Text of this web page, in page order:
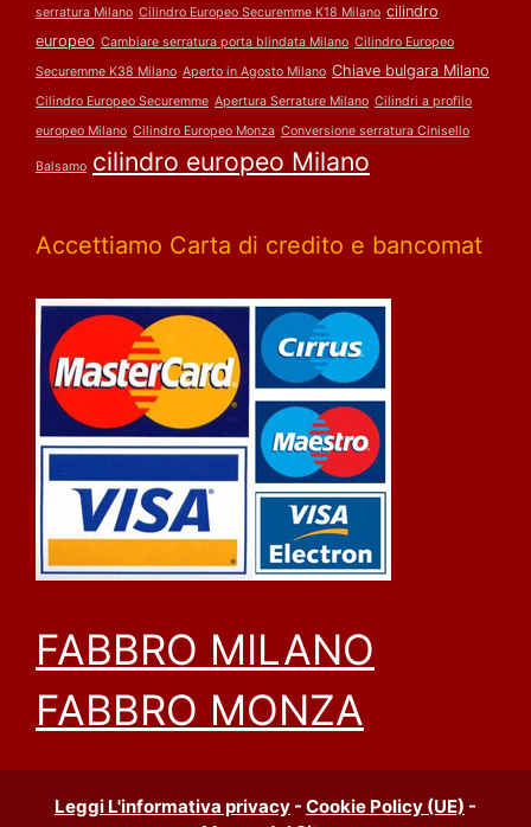
serratura Milano Cilindro Europeo Securemme K18 Milano cilindro
europeo Cambiare serratura porta blindata Milano Cilindro Europeo
Securemme K38 Milano Aperto in Agosto Milano Chiave bulgara Milano
Cilindro Europeo Securemme Apertura Serrature Milano Cilindri a profilo
europeo Milano Cilindro Europeo Monza Conversione serratura Cinisello
Balsamo cilindro europeo Milano
Accettiamo Carta di credito e bancomat
FABBRO MILANO
FABBRO MONZA
Leggi L'informativa privacy - Cookie Policy (UE) -